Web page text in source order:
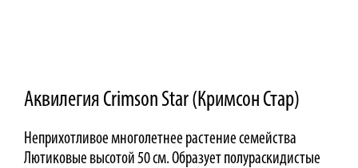
Аквилегия Crimson Star (Кримсон Стар)
Неприхотливое многолетнее растение семейства
Лютиковые высотой 50 см. Образует полураскидистые